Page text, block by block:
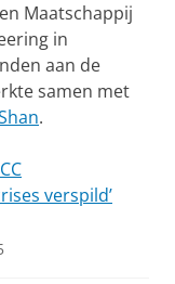
Maatschappij
in
aan de
samen met
.
verspild’